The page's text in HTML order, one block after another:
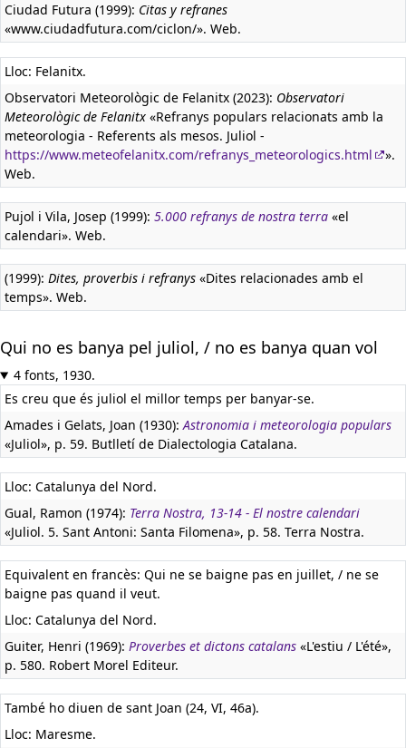
Ciudad Futura (1999): Citas y refranes
«www.ciudadfutura.com/ciclon/». Web.
Lloc: Felanitx.
Observatori Meteorològic de Felanitx (2023): Observatori
Meteorològic de Felanitx «Refranys populars relacionats amb la
meteorologia - Referents als mesos. Juliol -
https://www.meteofelanitx.com/refranys_meteorologics.html
».
Web.
Pujol i Vila, Josep (1999): 5.000 refranys de nostra terra «el
calendari». Web.
(1999): Dites, proverbis i refranys «Dites relacionades amb el
temps». Web.
Qui no es banya pel juliol, / no es banya quan vol
4 fonts, 1930.
Es creu que és juliol el millor temps per banyar-se.
Amades i Gelats, Joan (1930):Astronomia i meteorologia populars
«Juliol», p. 59. Butlletí de Dialectologia Catalana.
Lloc: Catalunya del Nord.
Gual, Ramon (1974): Terra Nostra, 13-14 - El nostre calendari
«Juliol. 5. Sant Antoni: Santa Filomena», p. 58. Terra Nostra.
Equivalent en francès: Qui ne se baigne pas en juillet, / ne se
baigne pas quand il veut.
Lloc: Catalunya del Nord.
Guiter, Henri (1969): Proverbes et dictons catalans «L'estiu / L'été»,
p. 580. Robert Morel Editeur.
També ho diuen de sant Joan (24, VI, 46a).
Lloc: Maresme.